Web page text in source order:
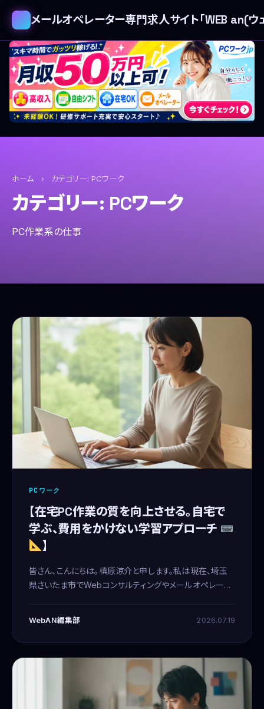
メールオペレーター専門求人サイト「WEB an(ウ
ホーム › カテゴリー: PCワーク
カテゴリー: PCワーク
PC作業系の仕事
PCワーク
【在宅PC作業の質を向上させる。自宅で
学ぶ、費用をかけない学習アプローチ
】
皆さん、こんにちは。槙原涼介と申します。私は現在、埼玉
県さいたま市でWebコンサルティングやメールオペレーシ
WebAN編集部 2026.07.19